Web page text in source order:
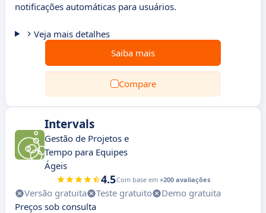
notificações automáticas para usuários.
Veja mais detalhes
Saiba mais
Compare
Intervals
Gestão de Projetos e
Tempo para Equipes
Ágeis
4.5Com base em +200 avaliações
Versão gratuita Teste gratuito
Demo gratuita
Preços sob consulta